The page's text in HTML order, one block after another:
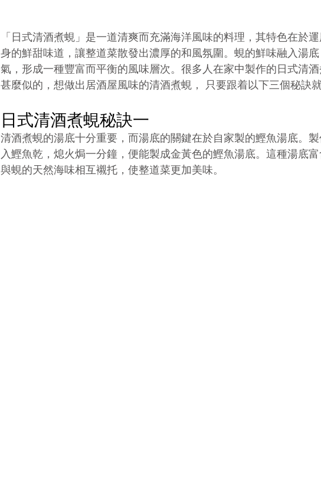
「日式清酒煮蜆」是一道清爽而充滿海洋風味的料理，其特色在於
身的鮮甜味道，讓整道菜散發出濃厚的和風氛圍。蜆的鮮味融入湯
氣，形成一種豐富而平衡的風味層次。很多人在家中製作的日式清
甚麼似的，想做出居酒屋風味的清酒煮蜆， 只要跟着以下三個秘訣就
日式清酒煮蜆秘訣一
清酒煮蜆的湯底十分重要，而湯底的關鍵在於自家製的鰹魚湯底。
入鰹魚乾，熄火焗一分鐘，便能製成金黃色的鰹魚湯底。這種湯底
與蜆的天然海味相互襯托，使整道菜更加美味。